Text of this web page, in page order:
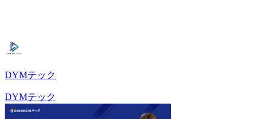
DYMテック
DYMテック